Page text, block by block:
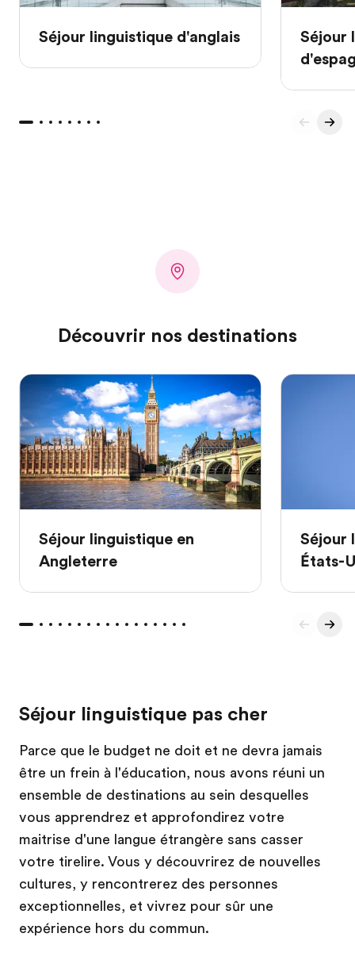
Séjour linguistique d'anglais
Séjour
Découvrir nos destinations
Séjour linguistique en
Angleterre
Séjour
États-
Séjour linguistique pas cher
Parce que le budget ne doit et ne devra jamais
être un frein à l'éducation, nous avons réuni un
ensemble de destinations au sein desquelles
vous apprendrez et approfondirez votre
maitrise d'une langue étrangère sans casser
votre tirelire. Vous y découvrirez de nouvelles
cultures, y rencontrerez des personnes
exceptionnelles, et vivrez pour sûr une
expérience hors du commun.